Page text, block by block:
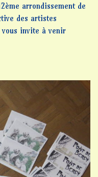
arrondissement de
des artistes
vous invite à venir